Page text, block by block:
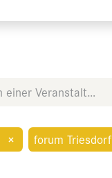
× forum Triesdorf